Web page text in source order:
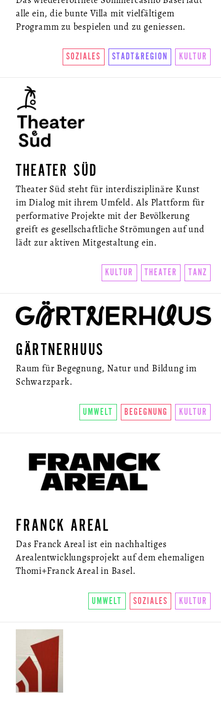
alle ein, die bunte Villa mit vielfältigem
Programm zu bespielen und zu geniessen.
SOZIALES STADT&REGION KULTUR
THEATER SÜD
Theater Süd steht für interdisziplinäre Kunst
im Dialog mit ihrem Umfeld. Als Plattform für
performative Projekte mit der Bevölkerung
greift es gesellschaftliche Strömungen auf und
lädt zur aktiven Mitgestaltung ein.
KULTUR THEATER TANZ
GÄRTNERHUUS
Raum für Begegnung, Natur und Bildung im
Schwarzpark.
UMWELT BEGEGNUNG KULTUR
FRANCK AREAL
Das Franck Areal ist ein nachhaltiges
Arealentwicklungsprojekt auf dem ehemaligen
Thomi+Franck Areal in Basel.
UMWELT SOZIALES KULTUR